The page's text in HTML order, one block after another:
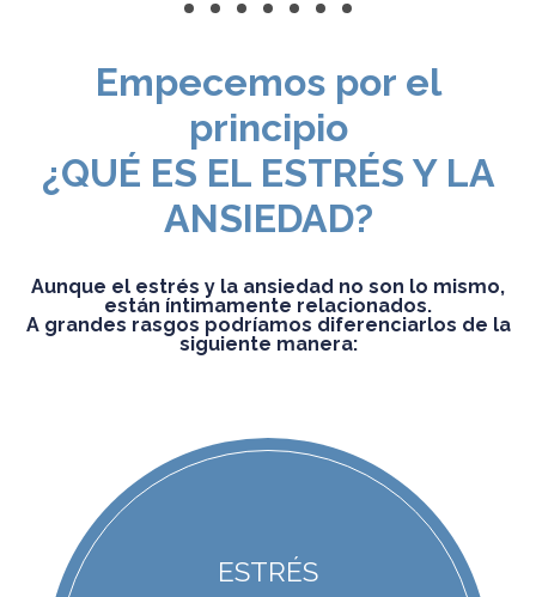
Verano
Salud Osteomuscular
Salud Digestiva
Pediatrics
Conócenos
Empecemos por el
principio
¿QUÉ ES EL ESTRÉS Y LA
ANSIEDAD?
Aunque el estrés y la ansiedad no son lo mismo,
están íntimamente relacionados.
A grandes rasgos podríamos diferenciarlos de la
siguiente manera:
ESTRÉS